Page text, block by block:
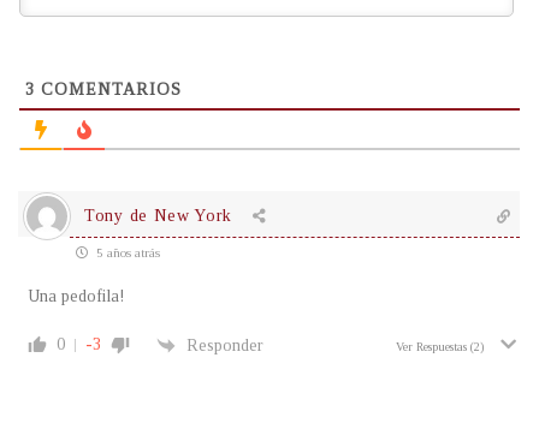
3 COMENTARIOS
Tony de New York
5 años atrás
Una pedofila!
0 -3 Responder Ver Respuestas (2)